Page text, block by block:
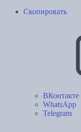
Скопировать
ВКонтакте
WhatsApp
Telegram